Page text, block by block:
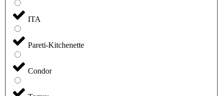
ITA
Pareti-Kitchenette
Condor